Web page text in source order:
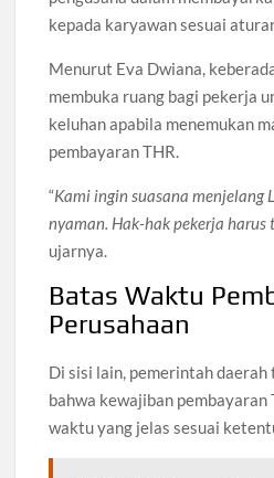
kepada karyawan sesuai
Menurut Eva Dwiana,
membuka ruang bagi pekerja
keluhan apabila menemukan
pembayaran THR.
“Kami ingin suasana menjelang
nyaman. Hak-hak pekerja harus
ujarnya.
Batas Waktu
Perusahaan
Di sisi lain, pemerintah
bahwa kewajiban
waktu yang jelas sesuai